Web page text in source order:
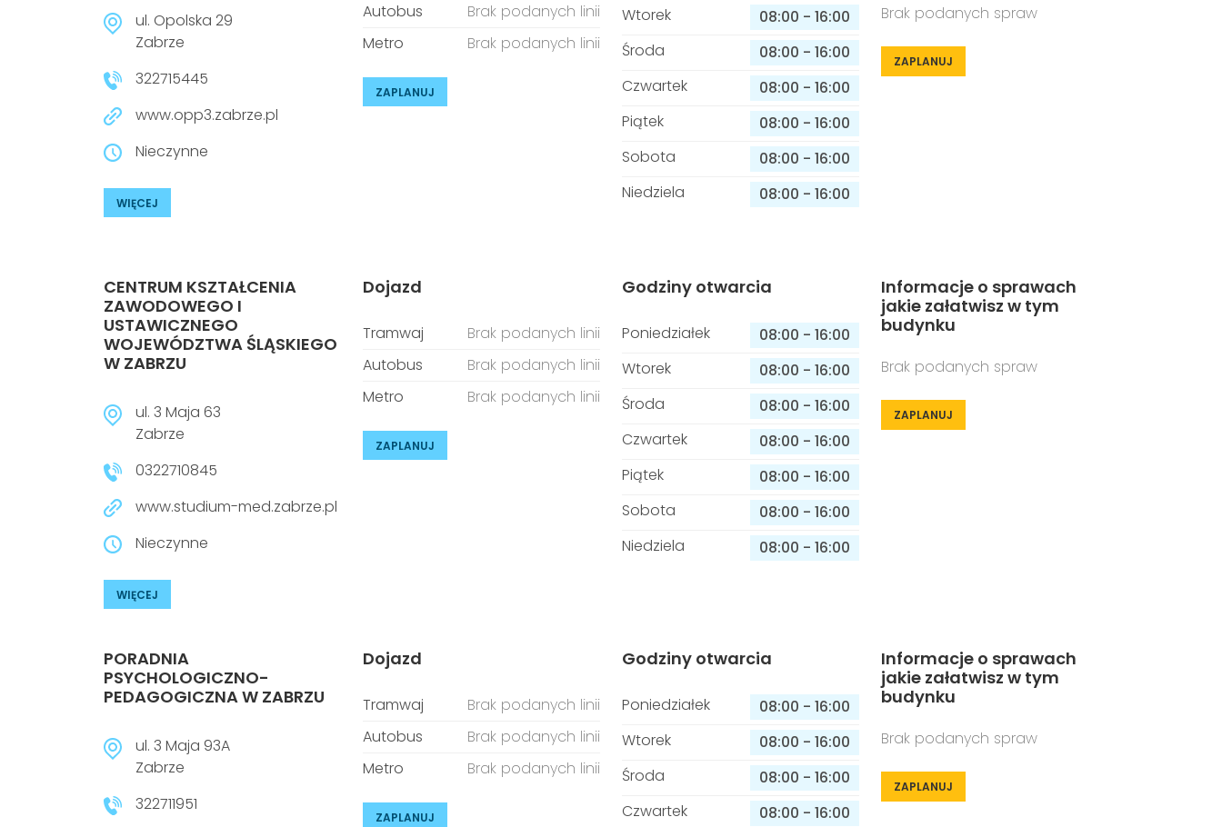
ul. Opolska 29
Zabrze
322715445
www.opp3.zabrze.pl
Nieczynne
WIĘCEJ
Autobus
Brak podanych linii
Metro
Brak podanych linii
ZAPLANUJ
Wtorek
08:00 - 16:00
Środa
08:00 - 16:00
Czwartek
08:00 - 16:00
Piątek
08:00 - 16:00
Sobota
08:00 - 16:00
Niedziela
08:00 - 16:00
Brak podanych spraw
ZAPLANUJ
CENTRUM KSZTAŁCENIA
ZAWODOWEGO I
USTAWICZNEGO
WOJEWÓDZTWA ŚLĄSKIEGO
W ZABRZU
ul. 3 Maja 63
Zabrze
0322710845
www.studium-med.zabrze.pl
Nieczynne
WIĘCEJ
Dojazd
Tramwaj
Brak podanych linii
Autobus
Brak podanych linii
Metro
Brak podanych linii
ZAPLANUJ
Godziny otwarcia
Poniedziałek 08:00 - 16:00
Wtorek
08:00 - 16:00
Środa
08:00 - 16:00
Czwartek
08:00 - 16:00
Piątek
08:00 - 16:00
Sobota
08:00 - 16:00
Niedziela
08:00 - 16:00
Informacje o sprawach
jakie załatwisz w tym
budynku
Brak podanych spraw
ZAPLANUJ
PORADNIA
PSYCHOLOGICZNO-
PEDAGOGICZNA W ZABRZU
ul. 3 Maja 93A
Zabrze
322711951
Dojazd
Tramwaj
Brak podanych linii
Autobus
Brak podanych linii
Metro
Brak podanych linii
ZAPLANUJ
Godziny otwarcia
Poniedziałek 08:00 - 16:00
Wtorek
08:00 - 16:00
Środa
08:00 - 16:00
Czwartek
08:00 - 16:00
Informacje o sprawach
jakie załatwisz w tym
budynku
Brak podanych spraw
ZAPLANUJ